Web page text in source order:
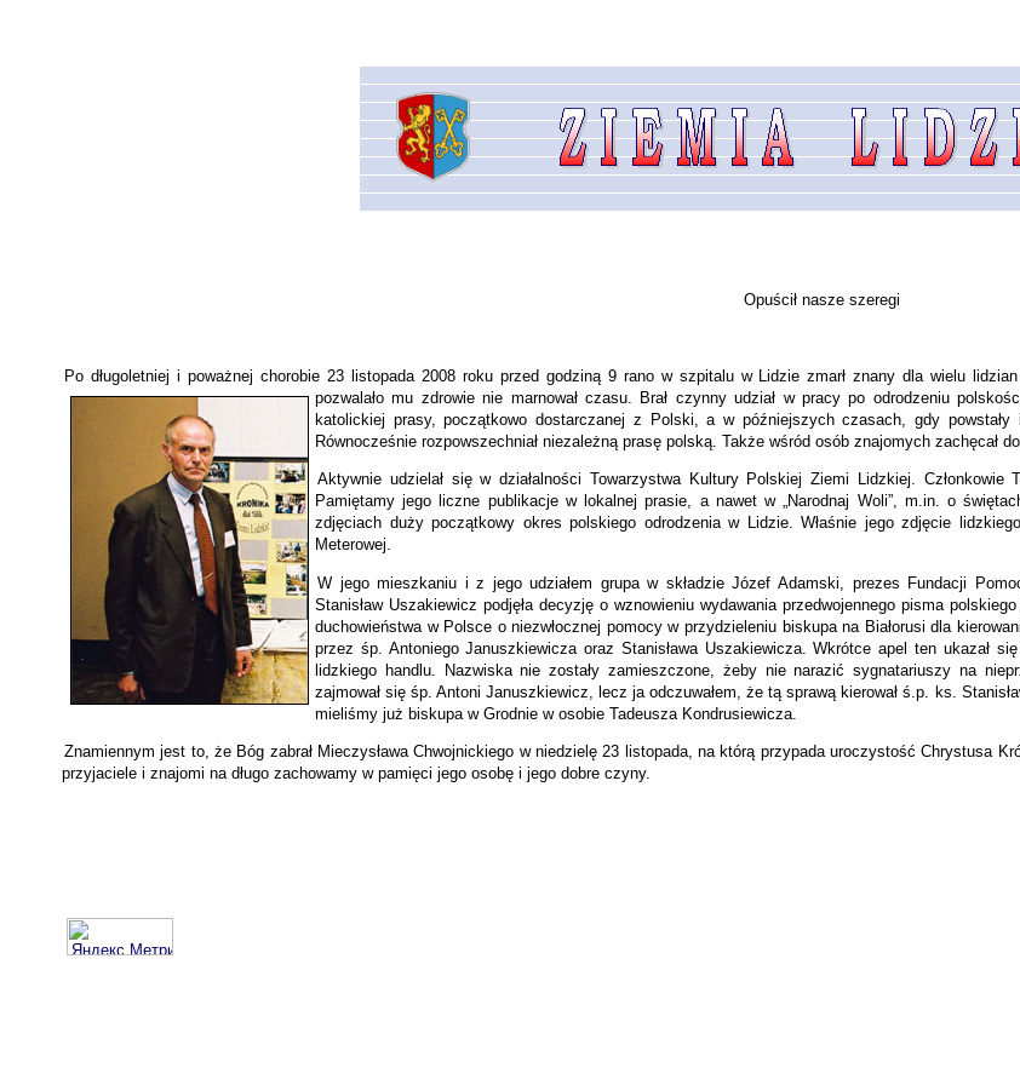
Opuścił nasze szeregi
Po długoletniej i poważnej chorobie 23 listopada 2008 roku przed godziną 9 rano w szpitalu w Lidzie zmarł znany dla wielu
pozwalałomu zdrowie nie marnował czasu. Brał czynny udział w pracy po odrodzeniu
katolickiej prasy, początkowo dostarczanej z Polski, a w późniejszych czasach, gdy
Równocześnie rozpowszechniał niezależną prasę polską. Także wśród osób znajomych zachęcał
Aktywnie udzielał się w działalności Towarzystwa Kultury Polskiej Ziemi Lidzkiej.
Pamiętamy jego liczne publikacje w lokalnej prasie, a nawet w „Narodnaj Woli”, m.in. o
zdjęciach duży początkowy okres polskiego odrodzenia w Lidzie. Właśnie jego zdjęcie
Meterowej.
W jego mieszkaniu i z jego udziałem grupa w składzie Józef Adamski, prezes Fundacji
Stanisław Uszakiewicz podjęła decyzję o wznowieniu wydawania przedwojennego pisma
duchowieństwa w Polsce o niezwłocznej pomocy w przydzieleniu biskupa na Białorusi dla
przez śp. Antoniego Januszkiewicza oraz Stanisława Uszakiewicza. Wkrótce apel ten ukazał
lidzkiego handlu. Nazwiska nie zostały zamieszczone, żeby nie narazić sygnatariuszy na
zajmował się śp. Antoni Januszkiewicz, lecz ja odczuwałem, że tą sprawą kierował ś.p. ks.
mieliśmy już biskupa w Grodnie w osobie Tadeusza Kondrusiewicza.
Znamiennym jest to, że Bóg zabrał Mieczysława Chwojnickiego w niedzielę 23 listopada, na którą przypada uroczystość Chrystusa
przyjaciele i znajomi na długo zachowamy w pamięci jego osobę i jego dobre czyny.